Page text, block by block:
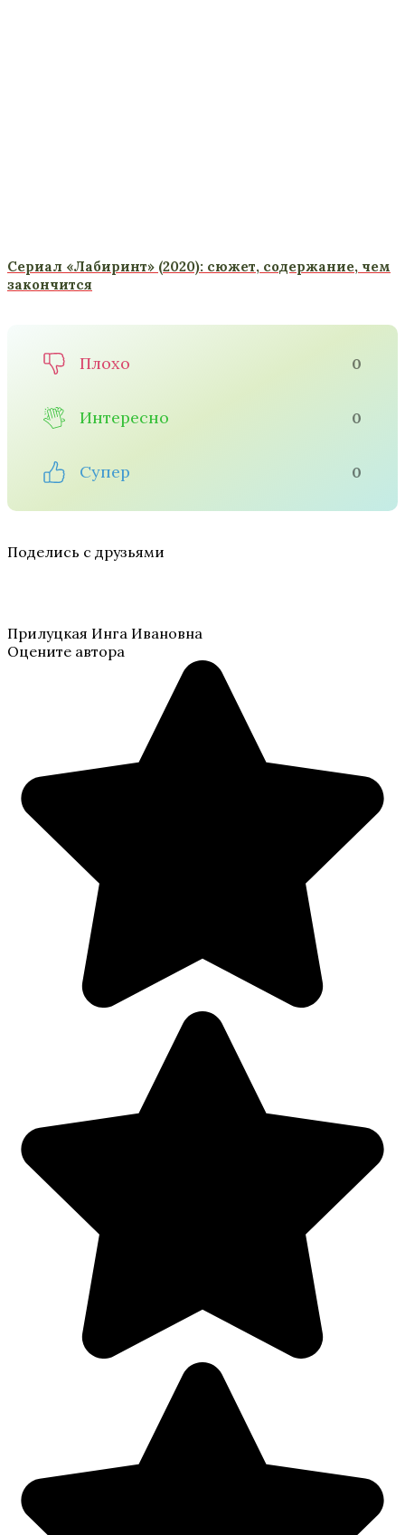
Сериал «Лабиринт» (2020): сюжет, содержание, чем
закончится
Плохо 0
Интересно 0
Супер 0
Поделись с друзьями
Прилуцкая Инга Ивановна
Оцените автора